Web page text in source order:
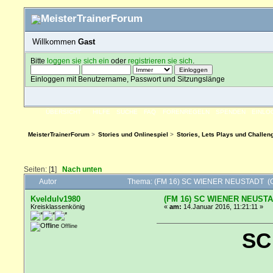
Willkommen Gast
Bitteloggen sie sich ein oderregistrieren sie sich
Einloggen mit Benutzername, Passwort und Sitzungslänge
ÜBERSICHT HILFE SUCHE FAQ FORENREGELN SPENDEN
MeisterTrainerForum> Stories und Onlinespiel > Stories, Lets Plays und
Seiten: [1] Nach unten
Autor Thema: (FM 16) SC WIENER NEUSTADT
Kveldulv1980
Kreisklassenkönig
Offline
(FM 16) SC WIENER
«am: 14.Januar 2016, 11:21:11 »